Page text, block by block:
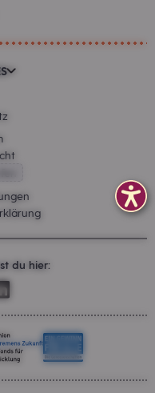
du hier: